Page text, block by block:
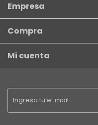
Empresa
Compra
Mi cuenta